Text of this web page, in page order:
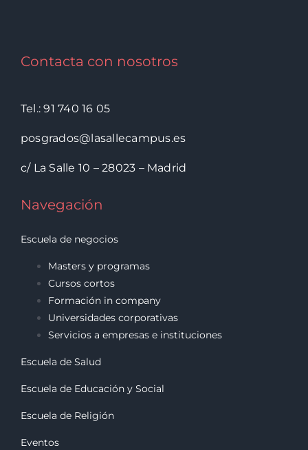
Contacta con nosotros
Tel.: 91 740 16 05
posgrados@lasallecampus.es
c/ La Salle 10 – 28023 – Madrid
Navegación
Escuela de negocios
Masters y programas
Cursos cortos
Formación in company
Universidades corporativas
Servicios a empresas e instituciones
Escuela de Salud
Escuela de Educación y Social
Escuela de Religión
Eventos